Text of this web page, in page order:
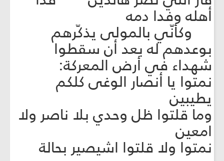
أهله وفدا دمه
وكأنّي بالمولى يذكّرهم
بوعدهم له بعد أن سقطوا
شهداء في أرض المعركة:
نمتوا يا أنصار الوغى كلكم
يطيبين
وما قلتوا ظل وحدي بلا ناصر ولا
امعين
نمتوا ولا قلتوا اشيصير بحالة